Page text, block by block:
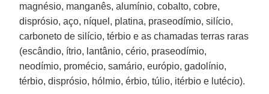
magnésio, manganês, alumínio, cobalto, cobre,
disprósio, aço, níquel, platina, praseodímio, silício,
carboneto de silício, térbio e as chamadas terras raras
(escândio, ítrio, lantânio, cério, praseodímio,
neodímio, promécio, samário, európio, gadolínio,
térbio, disprósio, hólmio, érbio, túlio, itérbio e lutécio).